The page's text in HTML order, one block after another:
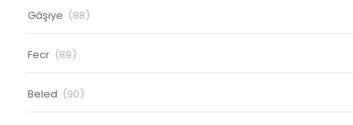
Gâşiye (88)
Fecr (89)
Beled (90)